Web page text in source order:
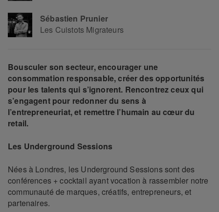
Sébastien Prunier
Les Cuistots Migrateurs
Bousculer son secteur, encourager une
consommation responsable, créer des opportunités
pour les talents qui s’ignorent. Rencontrez ceux qui
s’engagent pour redonner du sens à
l’entrepreneuriat, et remettre l’humain au cœur du
retail.
Les Underground Sessions
Nées à Londres, les Underground Sessions sont des
conférences + cocktail ayant vocation à rassembler notre
communauté de marques, créatifs, entrepreneurs, et
partenaires.